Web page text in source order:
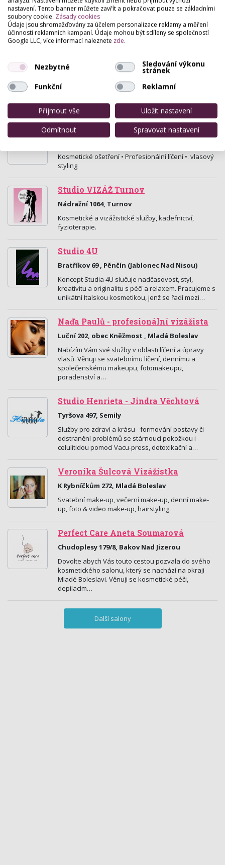
Prodlužování vlasů metodou Hairdreams. Vlasové,
kosmetické a vizážistické studio. Salon poskytuje
kompletní služby a spolupracuje se značkami L
´Oréal…
Smetanova 41, Jablonec Nad Nisou
Pracuji jako odborný poradce pro komunikaci a
profesionální vzhled, konzultant osobního stylu a
vizážistka. Poskytuji komplexní poradenské a…
Ili • skin
Kosmetické ošetření • Profesionální líčení •. vlasový
styling
Studio VIZÁŽ Turnov
Nádražní 1064, Turnov
Kosmetické a vizážistické služby, kadeřnictví,
fyzioterapie.
Studio 4U
Bratříkov 69 , Pěnčín (Jablonec Nad Nisou)
Koncept Studia 4U slučuje nadčasovost, styl,
kreativitu a originalitu s péčí a relaxem. Pracujeme s
unikátní Italskou kosmetikou, jenž se řadí mezi…
Naďa Paulů - profesionální vizážista
Luční 202, obec Kněžmost , Mladá Boleslav
Nabízím Vám své služby v oblasti líčení a úpravy
vlasů. Věnuji se svatebnímu líčení, dennímu a
společenskému makeupu, fotomakeupu,
poradenství a…
Studio Henrieta - Jindra Věchtová
Tyršova 497, Semily
Služby pro zdraví a krásu - formování postavy či
odstranění problémů se stárnoucí pokožkou i
celulitidou pomocí Vacu-press, detoxikační a…
Veronika Šulcová Vizážistka
K Rybníčkům 272, Mladá Boleslav
Svatební make-up, večerní make-up, denní make-
up, foto & video make-up, hairstyling.
Perfect Care Aneta Soumarová
Chudoplesy 179/8, Bakov Nad Jizerou
Dovolte abych Vás touto cestou pozvala do svého
kosmetického salonu, který se nachází na okraji
Mladé Boleslavi. Věnuji se kosmetické péči,
depilacím…
Další salony
nastavení. Tento banner můžete zavřít a pokračovat pouze se základními
soubory cookie. Zásady cookies
Údaje jsou shromažďovány za účelem personalizace reklamy a měření
účinnosti reklamních kampaní. Údaje mohou být sdíleny se společností
Google LLC, více informací naleznete zde.
Nezbytné Sledování výkonu
stránek
Funkční
Reklamní
Přijmout vše
Uložit nastavení
Odmítnout
Spravovat nastavení